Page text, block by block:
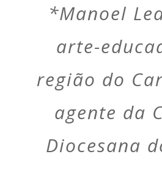
*Manoel
arte-
região do
agente da
Diocesana